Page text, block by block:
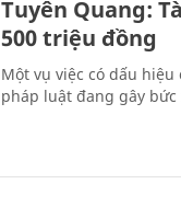
Tuyên Quang:
500 triệu đồng
Một vụ việc có dấu
pháp luật đang gây